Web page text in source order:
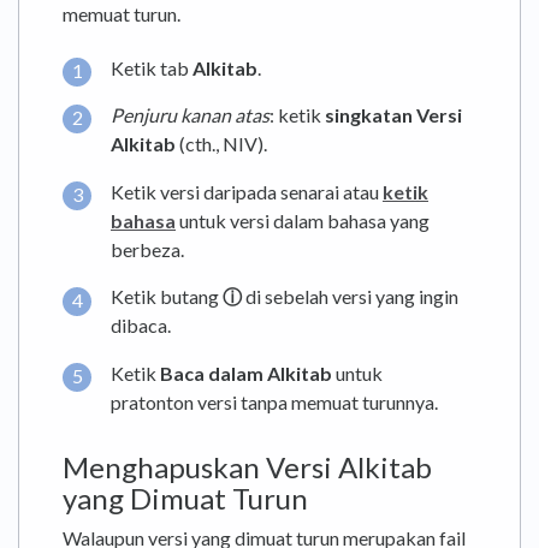
memuat turun.
Ketik tab Alkitab
Penjuru kanan atas: ketik singkatan Versi
Alkitab (cth., NIV).
Ketik versi daripada senarai atau ketik
bahasa untuk versi dalam bahasa yang
berbeza.
Ketik butangⓘdi sebelah versi yang ingin
dibaca.
Ketik Baca dalam Alkitab untuk
pratonton versi tanpa memuat turunnya.
Menghapuskan Versi Alkitab
yang Dimuat Turun
Walaupun versi yang dimuat turun merupakan fail